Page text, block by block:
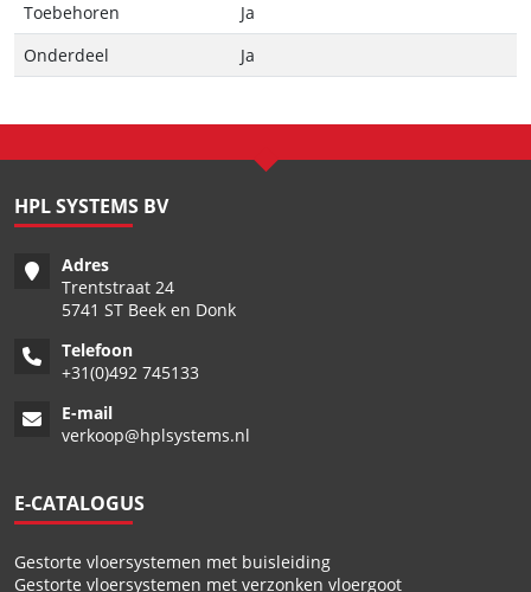
Toebehoren
Ja
Onderdeel
Ja
HPL SYSTEMS BV
Adres
Trentstraat 24
5741 ST Beek en Donk
Telefoon
+31(0)492 745133
E-mail
verkoop@hplsystems.nl
E-CATALOGUS
Gestorte vloersystemen met buisleiding
Gestorte vloersystemen met verzonken vloergoot